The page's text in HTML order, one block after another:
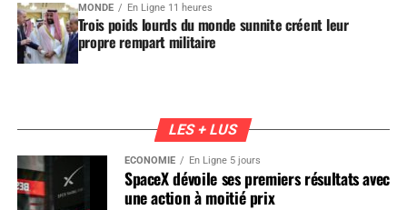
MONDE En Ligne 11 heures
Trois poids lourds du monde sunnite créent leur
propre rempart militaire
LES + LUS
ÉCONOMIE En Ligne 5 jours
SpaceX dévoile ses premiers résultats avec
une action à moitié prix